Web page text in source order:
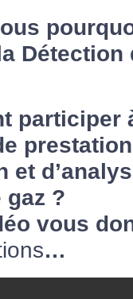
Détection
participer
et
gaz ?
vous
…